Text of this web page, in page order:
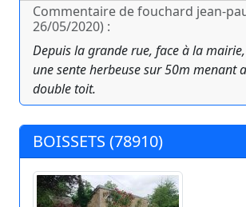
Commentaire de fouchard jean-
26/05/2020) :
Depuis la grande rue, face à la
une sente herbeuse sur 50m menant
double toit.
BOISSETS (78910)